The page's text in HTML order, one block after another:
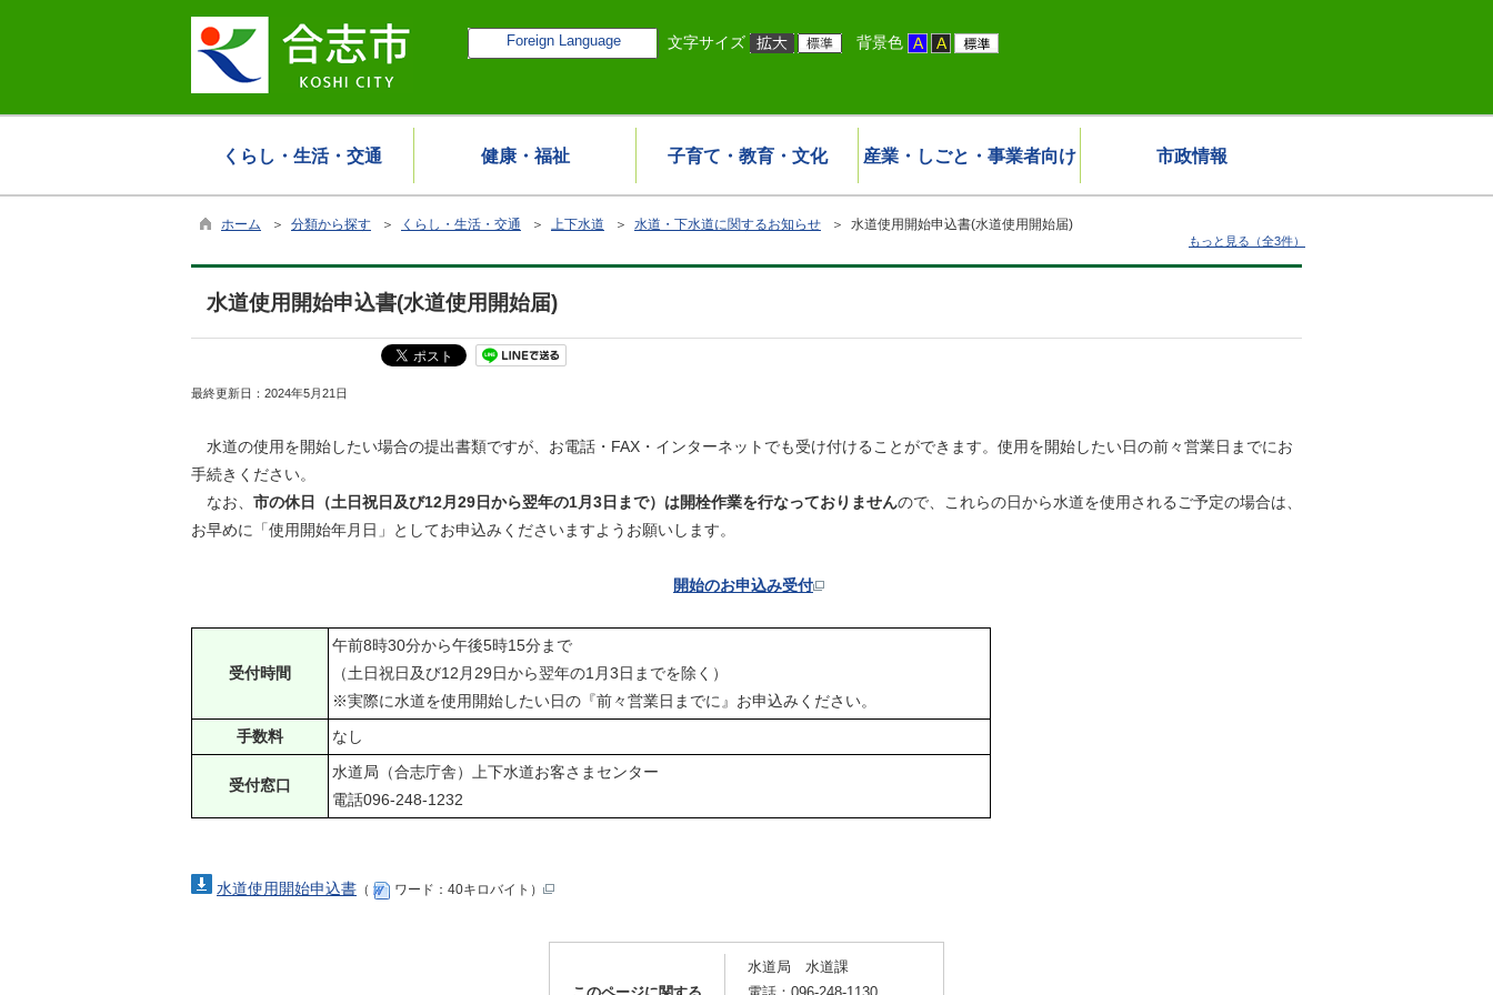
Foreign Language 文字サイズ 背景色
くらし・生活・交通 健康・福祉 子育て・教育・文化 産業・しごと・事業者向け 市政情報
ホーム ＞ 分類から探す ＞ くらし・生活・交通 ＞ 上下水道 ＞ 水道・下水道に関するお知らせ ＞ 水道使用開始申込書(水道使用開始届)
もっと見る（全3件）
水道使用開始申込書(水道使用開始届)
最終更新日： 2024年5月21日
水道の使用を開始したい場合の提出書類ですが、お電話・FAX・インターネットでも受け付けることができます。使用を開始したい日の前々営業日までにお
手続きください。
なお、 市の休日（土日祝日及び12月29日から翌年の1月3日まで）は開栓作業を行なっておりませんので、これらの日から水道を使用されるご予定の場合は、
お早めに「使用開始年月日」としてお申込みくださいますようお願いします。
開始のお申込み受付
受付時間
午前8時30分から午後5時15分まで
（土日祝日及び12月29日から翌年の1月3日までを除く）
※実際に水道を使用開始したい日の『前々営業日までに』お申込みください。
手数料
なし
受付窓口
水道局（合志庁舎）上下水道お客さまセンター
電話096-248-1232
水道使用開始申込書 （ ワード：40キロバイト）
水道局 水道課